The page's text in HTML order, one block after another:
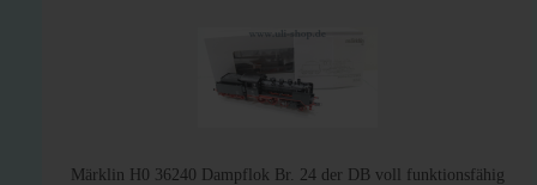
Märklin H0 36240 Dampflok Br. 24 der DB voll funktionsfähig